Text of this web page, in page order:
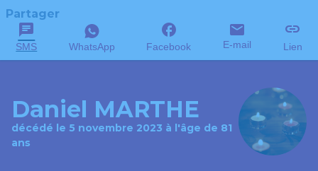
Partager
SMS WhatsApp Facebook E-mail Lien
Daniel MARTHE
décédé le 5 novembre 2023 à l'âge de 81
ans